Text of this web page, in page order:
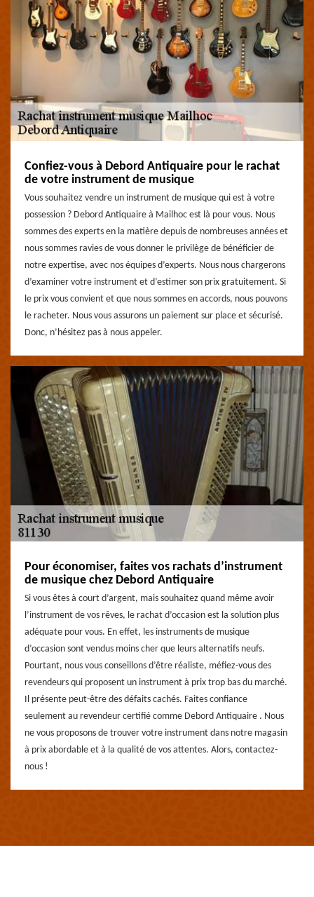
Confiez-vous à Debord Antiquaire pour le rachat
de votre instrument de musique
Vous souhaitez vendre un instrument de musique qui est à votre
possession ? Debord Antiquaire à Mailhoc est là pour vous. Nous
sommes des experts en la matière depuis de nombreuses années et
nous sommes ravies de vous donner le privilège de bénéficier de
notre expertise, avec nos équipes d’experts. Nous nous chargerons
d’examiner votre instrument et d’estimer son prix gratuitement. Si
le prix vous convient et que nous sommes en accords, nous pouvons
le racheter. Nous vous assurons un paiement sur place et sécurisé.
Donc, n’hésitez pas à nous appeler.
Pour économiser, faites vos rachats d’instrument
de musique chez Debord Antiquaire
Si vous êtes à court d’argent, mais souhaitez quand même avoir
l’instrument de vos rêves, le rachat d’occasion est la solution plus
adéquate pour vous. En effet, les instruments de musique
d’occasion sont vendus moins cher que leurs alternatifs neufs.
Pourtant, nous vous conseillons d’être réaliste, méfiez-vous des
revendeurs qui proposent un instrument à prix trop bas du marché.
Il présente peut-être des défaits cachés. Faites confiance
seulement au revendeur certifié comme Debord Antiquaire . Nous
ne vous proposons de trouver votre instrument dans notre magasin
à prix abordable et à la qualité de vos attentes. Alors, contactez-
nous !